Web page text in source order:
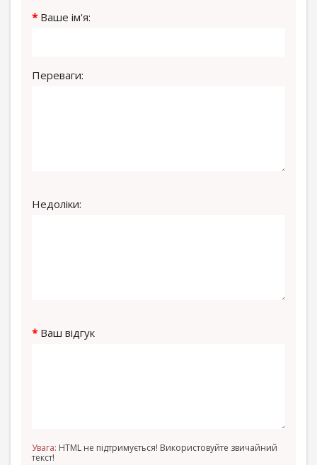
Ваше ім'я:
Переваги:
Недоліки:
Ваш відгук
Увага: HTML не підтримується! Використовуйте звичайний
текст!